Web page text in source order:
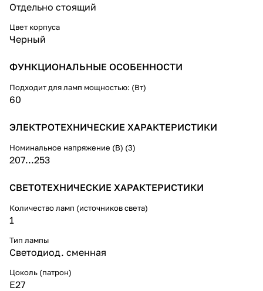
Отдельно стоящий
Цвет корпуса
Черный
ФУНКЦИОНАЛЬНЫЕ ОСОБЕННОСТИ
Подходит для ламп мощностью: (Вт)
60
ЭЛЕКТРОТЕХНИЧЕСКИЕ ХАРАКТЕРИСТИКИ
Номинальное напряжение (В) (3)
207...253
СВЕТОТЕХНИЧЕСКИЕ ХАРАКТЕРИСТИКИ
Количество ламп (источников света)
1
Тип лампы
Светодиод. сменная
Цоколь (патрон)
E27